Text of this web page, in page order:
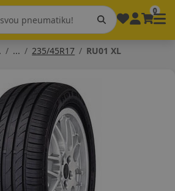
0
235/45R17 RU01 XL